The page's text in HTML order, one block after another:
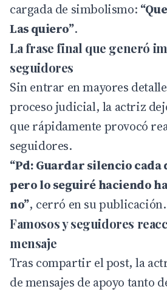
cargada de simbolismo:
Las quiero”.
La frase final que generó
seguidores
Sin entrar en mayores
proceso judicial, la actriz
que rápidamente provocó
seguidores.
“Pd: Guardar silencio cada
pero lo seguiré haciendo
no”, cerró en su publicación.
Famosos y seguidores
mensaje
Tras compartir el post, la
de mensajes de apoyo tanto